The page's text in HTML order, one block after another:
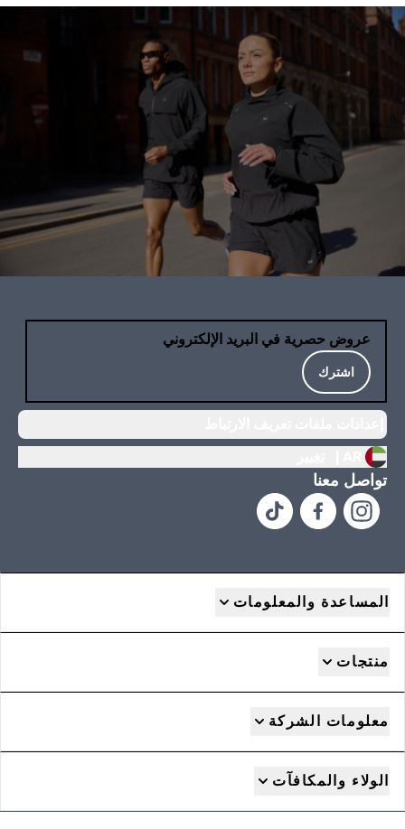
عروض حصرية في البريد الإلكتروني
اشترك
تواصل معنا
المساعدة والمعلومات
منتجات
معلومات الشركة
الولاء والمكافآت